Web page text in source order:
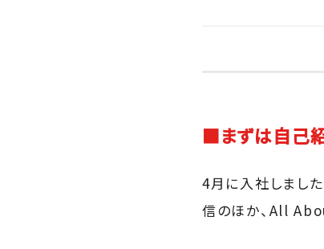
■まずは自己
4月に入社しまし
信のほか、All